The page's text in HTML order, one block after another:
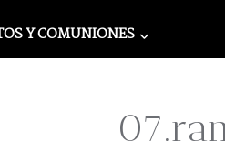
Y COMUNIONES